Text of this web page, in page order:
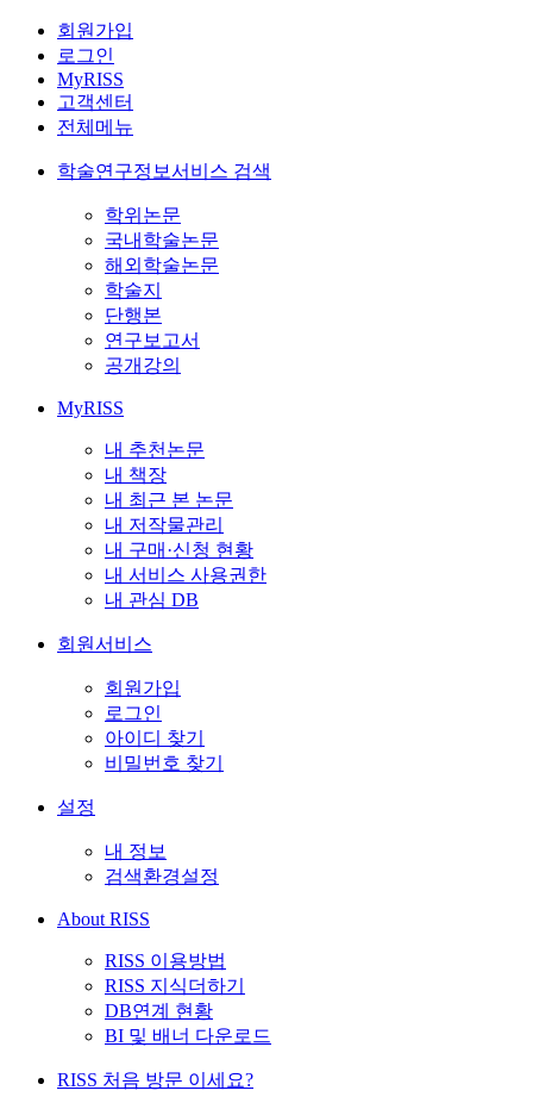
회원가입
로그인
MyRISS
고객센터
전체메뉴
학술연구정보서비스 검색
학위논문
국내학술논문
해외학술논문
학술지
단행본
연구보고서
공개강의
MyRISS
내 추천논문
내 책장
내 최근 본 논문
내 저작물관리
내 구매·신청 현황
내 서비스 사용권한
내 관심 DB
회원서비스
회원가입
로그인
아이디 찾기
비밀번호 찾기
설정
내 정보
검색환경설정
About RISS
RISS 이용방법
RISS 지식더하기
DB연계 현황
BI 및 배너 다운로드
RISS 처음 방문 이세요?